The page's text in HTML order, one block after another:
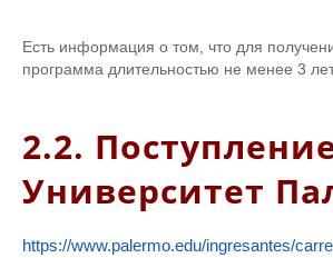
Есть информация о том, что для
программа длительностью не менее 3
2.2.
Университет
https://www.palermo.edu/ingresantes/